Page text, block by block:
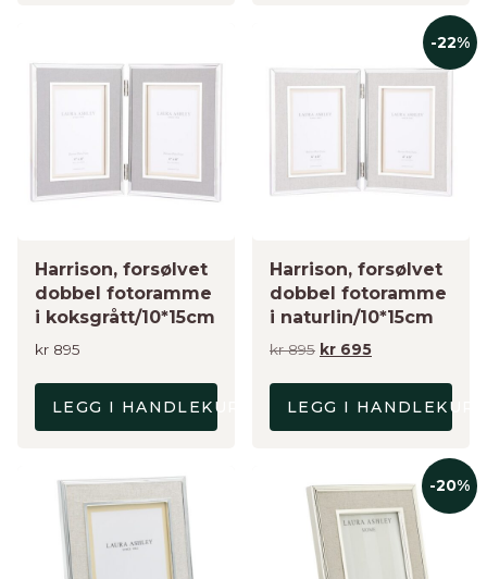
Harrison, forsølvet
dobbel fotoramme
i koksgrått/10*15cm
kr 895
LEGG I HANDLEKURV
-22%
Harrison, forsølvet
dobbel fotoramme
i naturlin/10*15cm
kr895 Opprinnelig
kr 895.
kr 695Nåværende
kr 695.
LEGG I HANDLEKURV
-20%